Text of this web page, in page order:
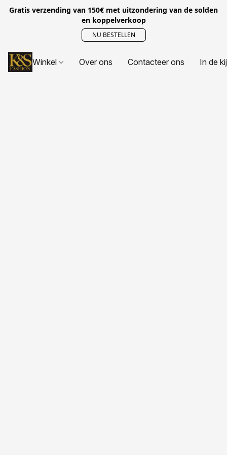
Gratis verzending van 150€ met uitzondering van de solden
en koppelverkoop
NU BESTELLEN
Winkel Over ons Contacteer ons In de